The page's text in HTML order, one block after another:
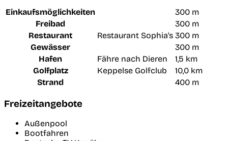
Einkaufsmöglichkeiten
300 m
Freibad
300 m
Restaurant
Restaurant Sophia's 300 m
Gewässer
300 m
Hafen
Fähre nach Dieren
1,5 km
Golfplatz
Keppelse Golfclub
10,0 km
Strand
400 m
Freizeitangebote
Außenpool
Bootfahren